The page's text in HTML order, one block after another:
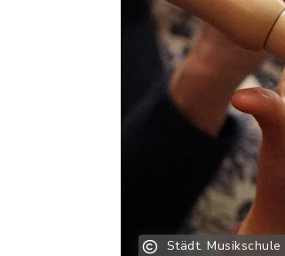
Städt. Musikschule